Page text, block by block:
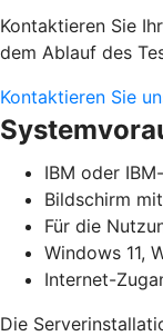
Kontaktieren Sie
dem Ablauf des
Kontaktieren Sie
IBM oder
Bildschirm
Für die
Windows 11,
Internet-
Die